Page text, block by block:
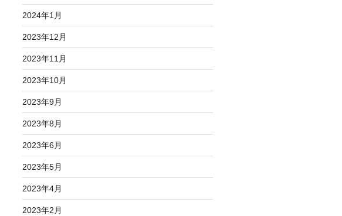
2024年1月
2023年12月
2023年11月
2023年10月
2023年9月
2023年8月
2023年6月
2023年5月
2023年4月
2023年2月